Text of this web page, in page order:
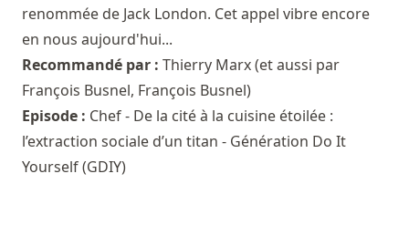
renommée de Jack London. Cet appel vibre encore
en nous aujourd'hui...
Recommandé par : Thierry Marx(et aussi par
François Busnel, François Busnel)
Episode : Chef - De la cité à la cuisine étoilée :
l’extraction sociale d’un titan - Génération Do It
Yourself (GDIY)